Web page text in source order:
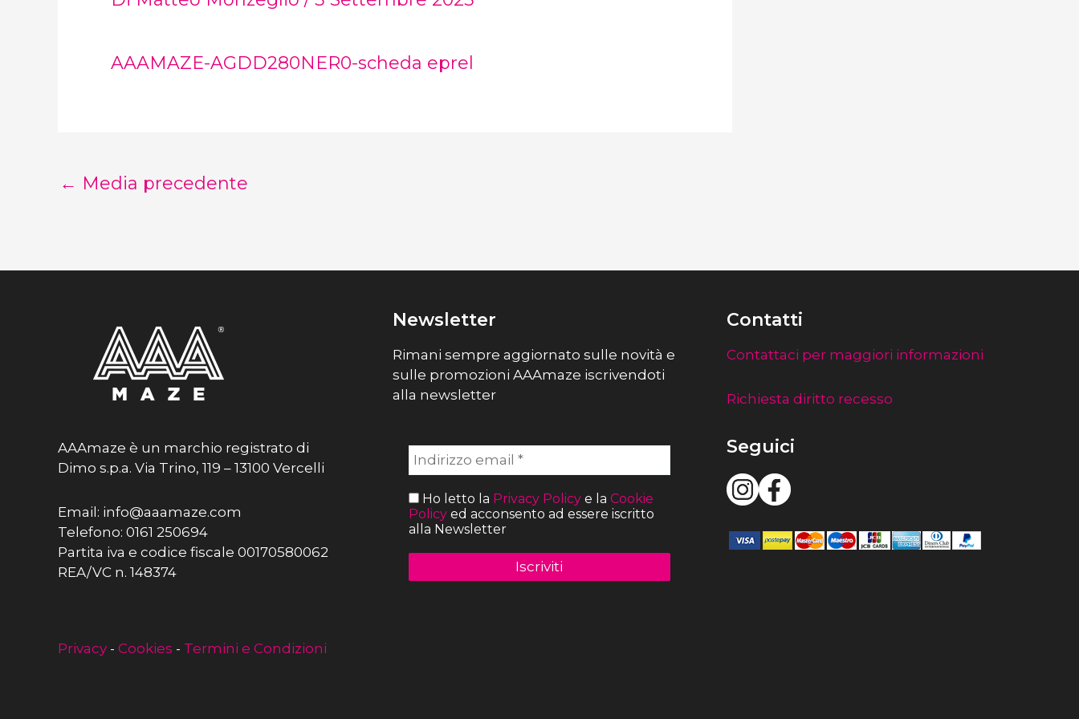
AAAMAZE-AGDD280NER0-scheda eprel
← Media precedente
AAAmaze è un marchio registrato di
Dimo s.p.a. Via Trino, 119 – 13100 Vercelli
Email: info@aaamaze.com
Telefono: 0161 250694
Partita iva e codice fiscale 00170580062
REA/VC n. 148374
Privacy - Cookies - Termini e Condizioni
Newsletter
Rimani sempre aggiornato sulle novità e
sulle promozioni AAAmaze iscrivendoti
alla newsletter
Ho letto la Privacy Policye la Cookie
Policyed acconsento ad essere iscritto
alla Newsletter
Contatti
Contattaci per maggiori informazioni
Richiesta diritto recesso
Seguici